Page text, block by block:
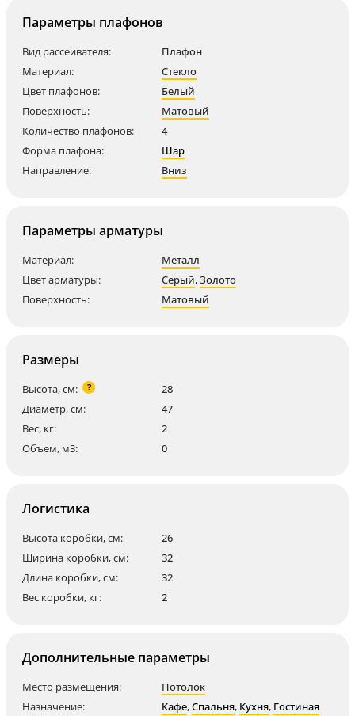
Параметры плафонов
Вид рассеивателя:
Плафон
Материал:
Стекло
Цвет плафонов:
Белый
Поверхность:
Матовый
Количество плафонов:
4
Форма плафона:
Шар
Направление:
Вниз
Параметры арматуры
Материал:
Металл
Цвет арматуры:
Серый,Золото
Поверхность:
Матовый
Размеры
Высота, см: ?
28
Диаметр, см:
47
Вес, кг:
2
Объем, м3:
0
Логистика
Высота коробки, см:
26
Ширина коробки, см:
32
Длина коробки, см:
32
Вес коробки, кг:
2
Дополнительные параметры
Место размещения:
Потолок
Назначение:
Кафе,Спальня, Кухня, Гостиная